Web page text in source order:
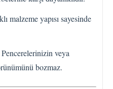
malzeme yapısı sayesinde
Pencerelerinizin veya
bozmaz.